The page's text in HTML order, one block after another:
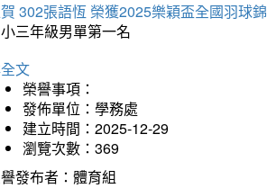
302張語恆 榮獲2025樂穎盃全國羽球
三年級男單第一名
文
榮譽事項：
發佈單位：學務處
建立時間：2025-12-29
瀏覽次數：369
發布者：體育組